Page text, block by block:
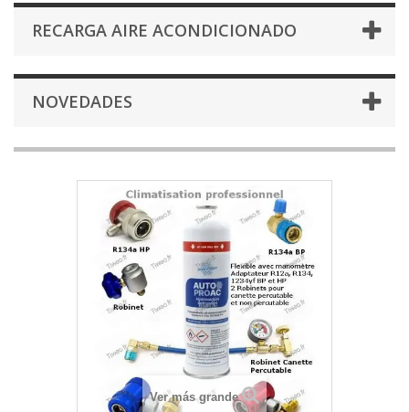
RECARGA AIRE ACONDICIONADO
NOVEDADES
Ver más grande